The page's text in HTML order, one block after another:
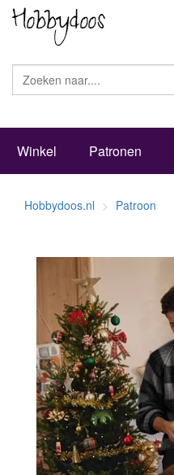
Winkel Patronen
Hobbydoos.nl Patroon